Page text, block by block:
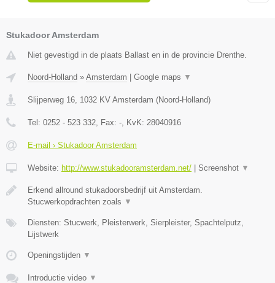
Stukadoor Amsterdam
Niet gevestigd in de plaats Ballast en in de provincie Drenthe.
Noord-Holland » Amsterdam Google maps ▼
Slijperweg 16 1032 KV Amsterdam (Noord-Holland)
Tel: 0252 - 523 332 , Fax: - , KvK: 28040916
E-mail › Stukadoor Amsterdam
Website: http://www.stukadooramsterdam.net/ Screenshot ▼
Erkend allround stukadoorsbedrijf uit Amsterdam.
Stucwerkopdrachten zoals ▼
Diensten: Stucwerk, Pleisterwerk, Sierpleister, Spachtelputz,
Lijstwerk
Openingstijden ▼
Introductie video ▼